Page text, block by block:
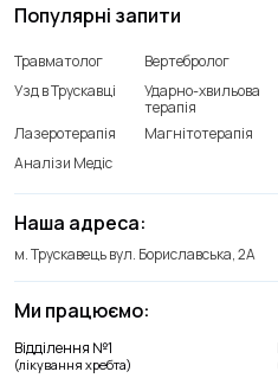
Ми працюємо:
Відділення №1
(лікування хребта)
Наша адреса:
м. Трускавець вул. Бориславська, 2А
Популярні запити
Травматолог Вертебролог
Узд в Трускавці
Ударно-хвильова
терапія
Лазеротерапія Магнітотерапія
Аналізи Медіс